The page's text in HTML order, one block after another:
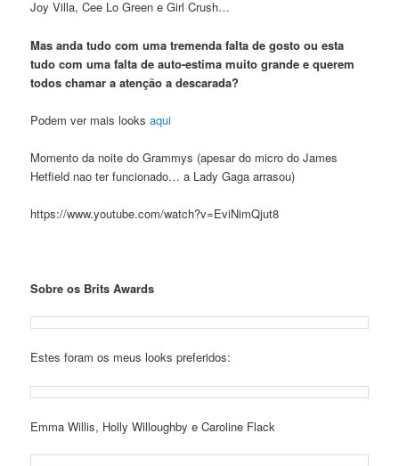
Joy Villa, Cee Lo Green e Girl Crush…
Mas anda tudo com uma tremenda falta de gosto ou esta
tudo com uma falta de auto-estima muito grande e querem
todos chamar a atenção a descarada?
Podem ver mais looksaqui
Momento da noite do Grammys (apesar do micro do James
Hetfield nao ter funcionado… a Lady Gaga arrasou)
https://www.youtube.com/watch?v=EviNimQjut8
Sobre os Brits Awards
Estes foram os meus looks preferidos:
Emma Willis, Holly Willoughby e Caroline Flack